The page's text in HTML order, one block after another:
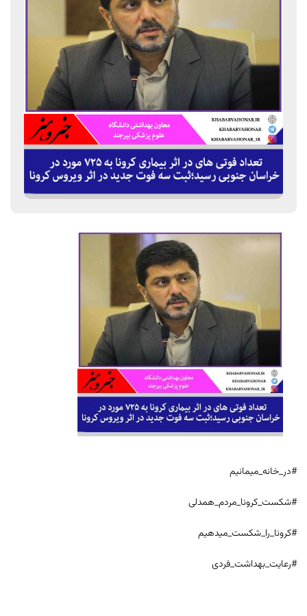
#در_خانه_میمانیم
#شکست_کرونا_مردم_همدلی
#کرونا_را_شکست_میدهیم
#رعایت_بهداشت_فردی